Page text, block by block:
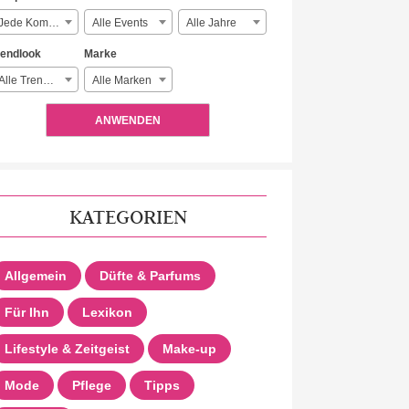
Jede Komplexität Alle Events Alle Jahre
Alle Trendlooks
Marke
Alle Marken
ANWENDEN
KATEGORIEN
Allgemein Düfte & Parfums
Für Ihn Lexikon
Lifestyle & Zeitgeist Make-up
Mode Pflege Tipps